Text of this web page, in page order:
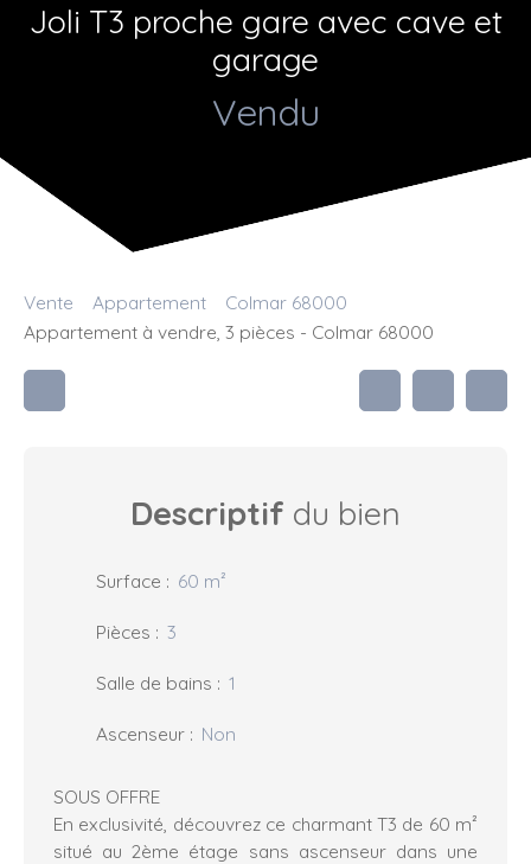
Joli T3 proche gare avec cave et
garage
Vendu
Vente Appartement
Colmar 68000
Appartement à vendre, 3 pièces - Colmar 68000
Descriptif du bien
Surface : 60 m²
Pièces : 3
Salle de bains : 1
Ascenseur : Non
SOUS OFFRE
En exclusivité, découvrez ce charmant T3 de 60 m²
situé au 2ème étage sans ascenseur dans une